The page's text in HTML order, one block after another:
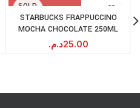
SOLD
STARBUCKS FRAPPUCCINO
MOCHA CHOCOLATE 250ML
25.00د.م.